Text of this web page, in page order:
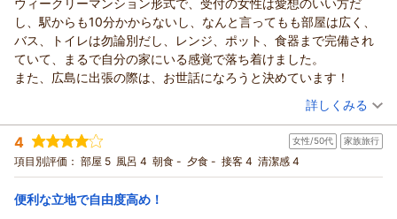
清掃・清掃後の点検が行き届いておらず、ご不快な思いをさせ
てしまい大変申し訳ございません。
清掃スタッフにも周知し、清掃後の点検も確実に行うことです
べてのお客様に満足いただけるよう努めて参ります。ご意見を
いただきありがとうございます。
（返信日：2025/12/16）
し、駅からも10分かからないし、なんと言ってもも部屋は広く、
バス、トイレは勿論別だし、レンジ、ポット、食器まで完備され
ていて、まるで自分の家にいる感覚で落ち着けました。
また、広島に出張の際は、お世話になろうと決めています！
（投稿日：2025/12/04）
宿泊時期： 2025年11月宿泊 (出張)
投稿者： ジュンチャンさん
宿泊プラン： チェックイン21:00まで限定【喫煙】★ハイグレードシングル
プラン★
シングル 食事なし
宿泊価格帯： 7,001～8,000円(大人一人あたり/税込)
詳しくみる
4 女性/50代 家族旅行
項目別評価： 部屋 5 風呂 4 朝食 - 夕食 - 接客 4 清潔感 4
便利な立地で自由度高め！